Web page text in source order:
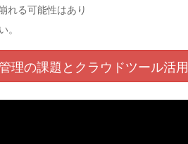
れる可能性はあり
理の課題と クラウドツール活用